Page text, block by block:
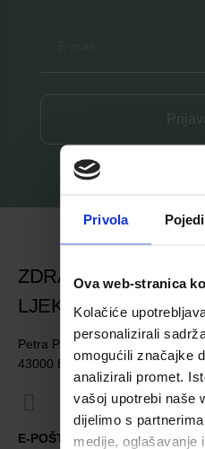
Privola
Ova web-stranica
Kolačiće
personalizirali
omogućili značajke
analizirali promet.
vašoj upotrebi naše
dijelimo s
medije, oglašavanje
ZDRAVSTVENA
LJEKARNA
Petra Preradovića 4
43000 Bjelovar
E-POŠTA